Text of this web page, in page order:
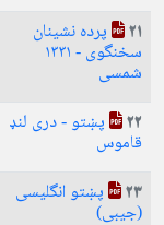
21 پرده نشینان
سخنگوی - ۱۳۳۱
شمسی
22 پښتو - دری لنډ
قاموس
23 پښتو انگلیسی
(جیبی)